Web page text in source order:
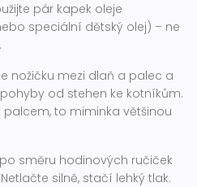
pár kapek oleje
speciální dětský olej) – ne
nožičku mezi dlaň a palec a
od stehen ke kotníkům.
to miminka většinou
směru hodinových ručiček
silně, stačí lehký tlak.